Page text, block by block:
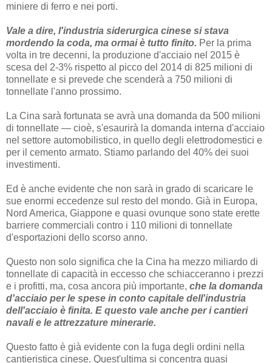
miniere di ferro e nei porti.
Vale a dire, l'industria siderurgica cinese si stava
mordendo la coda, ma ormai è tutto finito. Per la prima
volta in tre decenni, la produzione d'acciaio nel 2015 è
scesa del 2-3% rispetto al picco del 2014 di 825 milioni di
tonnellate e si prevede che scenderà a 750 milioni di
tonnellate l'anno prossimo.
La Cina sarà fortunata se avrà una domanda da 500 milioni
di tonnellate — cioè, s'esaurirà la domanda interna d'acciaio
nel settore automobilistico, in quello degli elettrodomestici e
per il cemento armato. Stiamo parlando del 40% dei suoi
investimenti.
Ed è anche evidente che non sarà in grado di scaricare le
sue enormi eccedenze sul resto del mondo. Già in Europa,
Nord America, Giappone e quasi ovunque sono state erette
barriere commerciali contro i 110 milioni di tonnellate
d'esportazioni dello scorso anno.
Questo non solo significa che la Cina ha mezzo miliardo di
tonnellate di capacità in eccesso che schiacceranno i prezzi
e i profitti, ma, cosa ancora più importante, che la domanda
d'acciaio per le spese in conto capitale dell'industria
dell'acciaio è finita. E questo vale anche per i cantieri
navali e le attrezzature minerarie.
Questo fatto è già evidente con la fuga degli ordini nella
cantieristica cinese. Quest'ultima si concentra quasi